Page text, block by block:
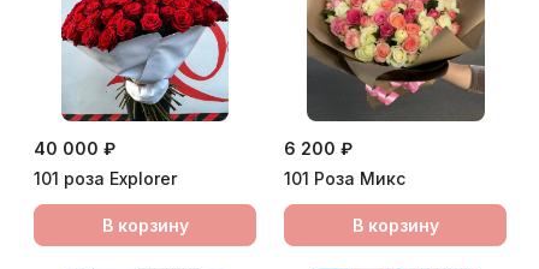
40 000 ₽
101 роза Еxplorer
В корзину
6 200 ₽
101 Роза Микс
В корзину